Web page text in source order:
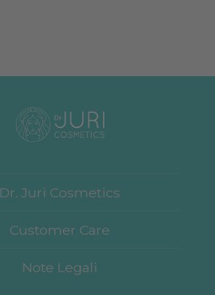
Dr. Juri Cosmetics
Customer Care
Note Legali